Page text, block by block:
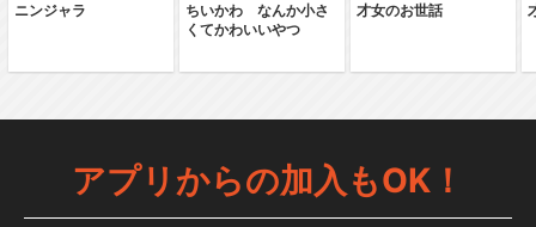
銀魂 第295.5話 愛染香
銀魂.
ニンジャラ
ちいかわ なんか小さ
くてかわいいやつ
才女のお世話
アプリからの加入もOK！